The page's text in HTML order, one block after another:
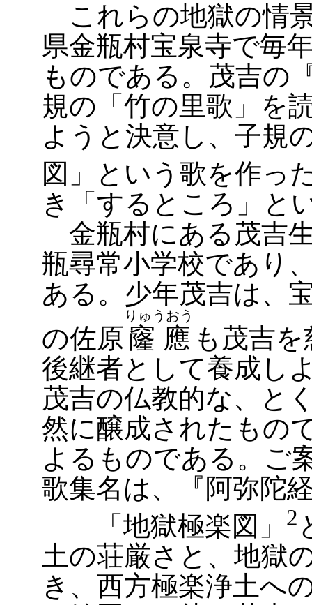
これらの地獄の情
県金瓶村宝泉寺で毎
ものである。茂吉の
規の「竹の里歌」を
ようと決意し、子規
図」という歌を作っ
き「するところ」と
金瓶村にある茂吉
瓶尋常小学校であり
ある。少年茂吉は、
の佐原 窿應
りゅうおう
も茂吉
後継者として養成し
茂吉の仏教的な、と
然に醸成されたもの
よるものである。ご
歌集名は、『阿弥陀
「地獄極楽図」
2
土の荘厳さと、地獄
き、西方極楽浄土へ